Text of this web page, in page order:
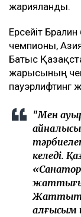
жарияланды.
Ерсейіт Бралин
чемпионы,
Батыс
жарысының
пауэрлифтинг
"Мен
келеді.
алғысым